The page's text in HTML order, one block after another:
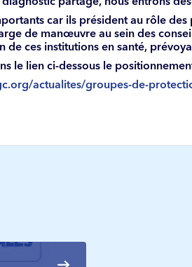
car ils président au rôle
de manœuvre au sein des
de ces institutions en santé,
le lien ci-dessous le
actualites/groupes-de-